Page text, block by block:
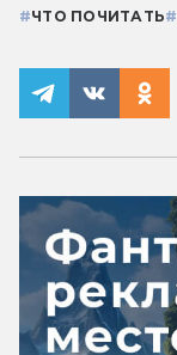
#ЧТО ПОЧИТАТЬ#